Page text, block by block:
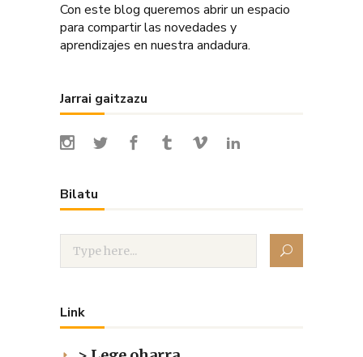
Con este blog queremos abrir un espacio
para compartir las novedades y
aprendizajes en nuestra andadura.
Jarrai gaitzazu
Bilatu
Link